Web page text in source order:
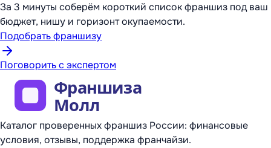
За 3 минуты соберём короткий список франшиз под ваш
бюджет, нишу и горизонт окупаемости.
Подобрать франшизу
Поговорить с экспертом
Каталог проверенных франшиз России: финансовые
условия, отзывы, поддержка франчайзи.